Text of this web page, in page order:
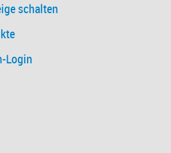
schalten
Login